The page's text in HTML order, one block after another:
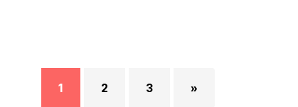
1 2 3 »